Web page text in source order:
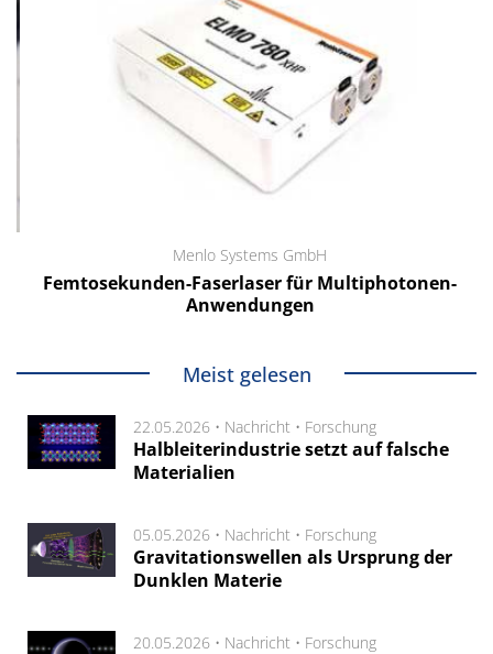
Menlo Systems GmbH
Femtosekunden-Faserlaser für Multiphotonen-
Anwendungen
Meist gelesen
22.05.2026 • Nachricht • Forschung
Halbleiterindustrie setzt auf falsche
Materialien
05.05.2026 • Nachricht • Forschung
Gravitationswellen als Ursprung der
Dunklen Materie
20.05.2026 • Nachricht • Forschung